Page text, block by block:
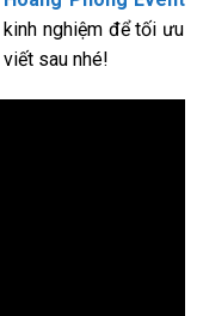
nghiệm để tối ưu
sau nhé!